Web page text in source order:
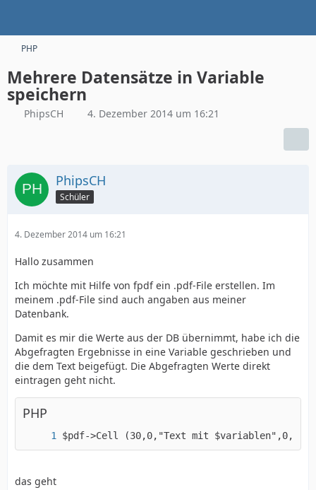
PHP
Mehrere Datensätze in Variable
speichern
PhipsCH 4. Dezember 2014 um 16:21
PhipsCH
Schüler
4. Dezember 2014 um 16:21
Hallo zusammen
Ich möchte mit Hilfe von fpdf ein .pdf-File erstellen. Im
meinem .pdf-File sind auch angaben aus meiner
Datenbank.
Damit es mir die Werte aus der DB übernimmt, habe ich die
Abgefragten Ergebnisse in eine Variable geschrieben und
die dem Text beigefügt. Die Abgefragten Werte direkt
eintragen geht nicht.
PHP
$pdf->Cell (30,0,"Text mit
das geht